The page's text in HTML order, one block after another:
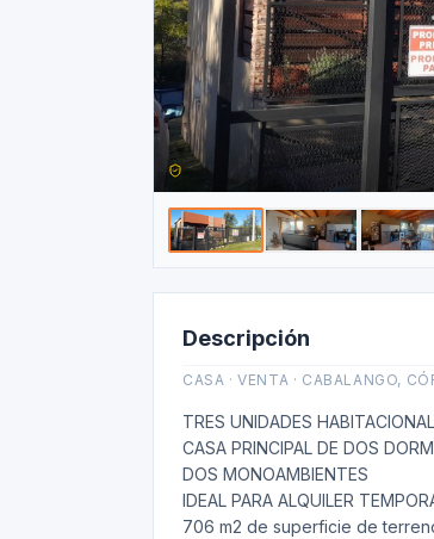
Descripción
CASA · VENTA · CABALANGO,
TRES UNIDADES
CASA PRINCIPAL DE DOS
DOS MONOAMBIENTES
IDEAL PARA ALQUILER
706 m2 de superficie de